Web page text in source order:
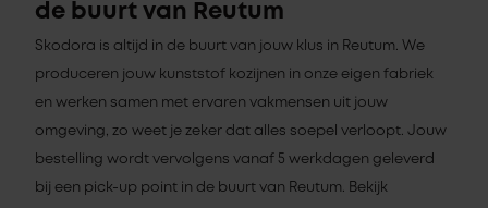
de buurt van Reutum
Skodora is altijd in de buurt van jouw klus in Reutum. We
produceren jouw kunststof kozijnen in onze eigen fabriek
en werken samen met ervaren vakmensen uit jouw
omgeving, zo weet je zeker dat alles soepel verloopt. Jouw
bestelling wordt vervolgens vanaf 5 werkdagen geleverd
bij een pick-up point in de buurt van Reutum. Bekijk